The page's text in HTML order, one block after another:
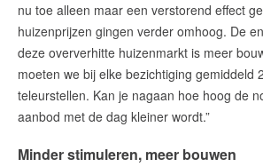
nu toe alleen maar een verstorend effect
huizenprijzen gingen verder omhoog. De
deze oververhitte huizenmarkt is meer
moeten we bij elke bezichtiging gemiddeld
teleurstellen. Kan je nagaan hoe hoog de
aanbod met de dag kleiner wordt.”
Minder stimuleren, meer bouwen